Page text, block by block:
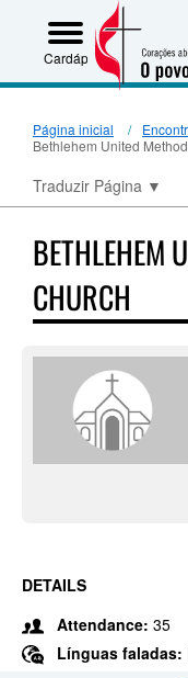
Cardápio
Página inicial
Bethlehem United
Traduzir Página ▼
BETHLEHEM
CHURCH
DETAILS
Attendance: 35
Línguas faladas: